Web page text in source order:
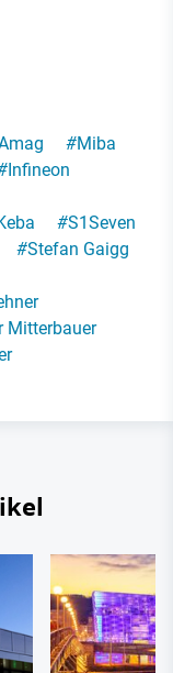
#Miba
Infineon
#S1Seven
#Stefan Gaigg
Mitterbauer